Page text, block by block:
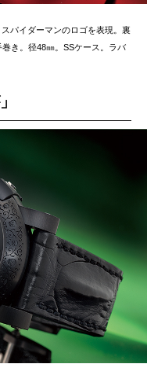
パイダーマンのロゴを表現。裏
き。径48㎜。SSケース。ラバ